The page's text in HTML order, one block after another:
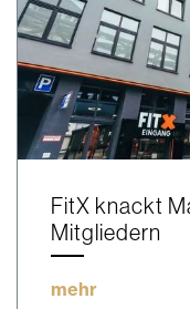
FitX knackt
Mitgliedern
mehr